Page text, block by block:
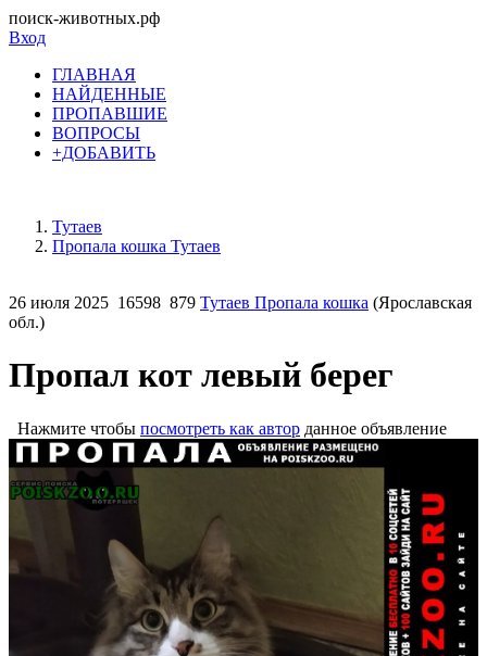
поиск-животных.рф
Вход
ГЛАВНАЯ
НАЙДЕННЫЕ
ПРОПАВШИЕ
ВОПРОСЫ
+ДОБАВИТЬ
Тутаев
Пропала кошка Тутаев
26 июля 2025 16598 879 Тутаев Пропала кошка (Ярославская
обл.)
Пропал кот левый берег
Нажмите чтобы посмотреть как автор данное объявление